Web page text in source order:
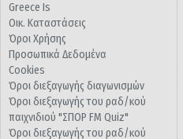
Greece Is
Οικ. Καταστάσεις
Όροι Χρήσης
Προσωπικά Δεδομένα
Cookies
Όροι διεξαγωγής διαγωνισμών
Όροι διεξαγωγής του ραδ/κού
παιχνιδιού "ΣΠΟΡ FM Quiz"
Όροι διεξαγωγής του ραδ/κού